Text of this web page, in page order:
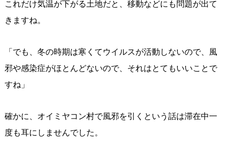
これだけ気温が下がる土地だと、移動などにも問題が出て
きますね。
「でも、冬の時期は寒くてウイルスが活動しないので、風
邪や感染症がほとんどないので、それはとてもいいことで
すね」
確かに、オイミヤコン村で風邪を引くという話は滞在中一
度も耳にしませんでした。